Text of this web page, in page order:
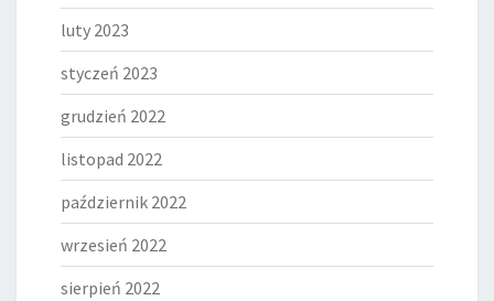
luty 2023
styczeń 2023
grudzień 2022
listopad 2022
październik 2022
wrzesień 2022
sierpień 2022